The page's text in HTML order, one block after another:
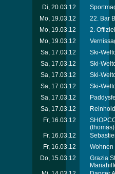
Di, 20.03.12
Mo, 19.03.12
22. Bar
Mo, 19.03.12
2.
Mo, 19.03.12
Sa, 17.03.12
Ski-
Sa, 17.03.12
Ski-
Sa, 17.03.12
Ski-
Sa, 17.03.12
Ski-
Sa, 17.03.12
Sa, 17.03.12
Fr, 16.03.12
(thomas)
Fr, 16.03.12
Fr, 16.03.12
Wohnen
Do, 15.03.12
Grazia